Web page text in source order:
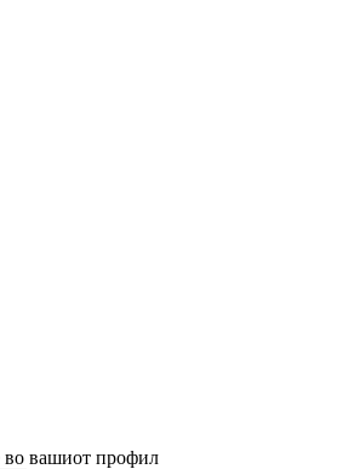
во вашиот профил